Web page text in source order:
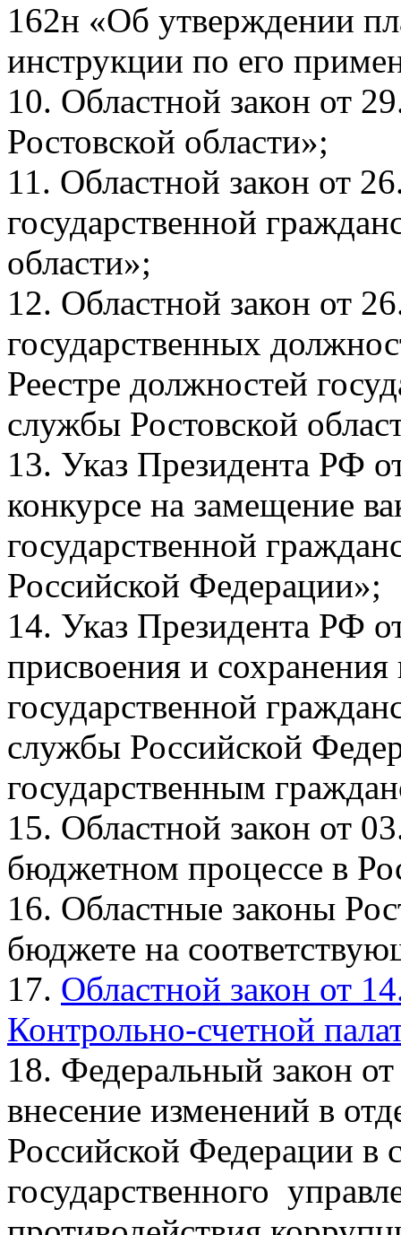
162н «Об утверждении
инструкции по его
10. Областной закон от
Ростовской области»;
11. Областной закон от
государственной
области»;
12. Областной закон от
государственных
Реестре должностей
службы Ростовской
13. Указ Президента РФ
конкурсе на замещение
государственной
Российской Федерации»;
14. Указ Президента РФ
присвоения и
государственной
службы Российской
государственным
15. Областной закон от
бюджетном процессе в
16. Областные законы
бюджете на
17. Областной закон от
Контрольно-счетной
18. Федеральный закон
внесение изменений в
Российской Федерации в
государственного